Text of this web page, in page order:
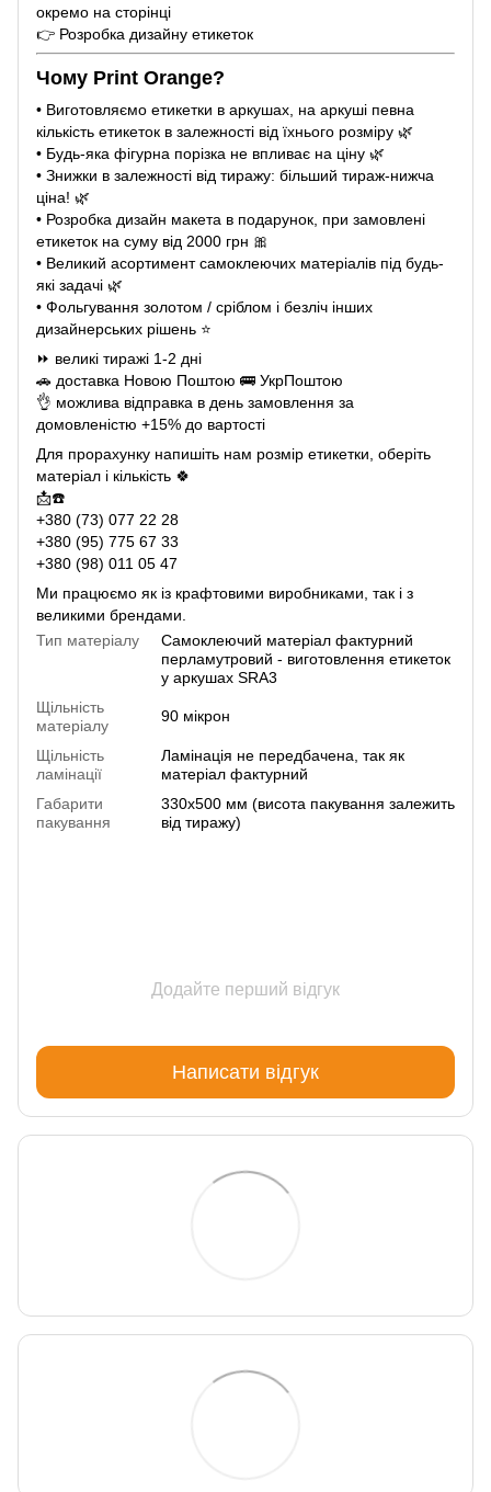
окремо на сторінці
👉 Розробка дизайну етикеток
Чому Print Orange?
• Виготовляємо етикетки в аркушах, на аркуші певна
кількість етикеток в залежності від їхнього розміру 🌿
• Будь-яка фігурна порізка не впливає на ціну 🌿
• Знижки в залежності від тиражу: більший тираж-нижча
ціна! 🌿
• Розробка дизайн макета в подарунок, при замовлені
етикеток на суму від 2000 грн 🎀
• Великий асортимент самоклеючих матеріалів під будь-
які задачі 🌿
• Фольгування золотом / сріблом і безліч інших
дизайнерських рішень ⭐️
⏩️ великі тиражі 1-2 дні
🚗 доставка Новою Поштою 🚌 УкрПоштою
👌 можлива відправка в день замовлення за
домовленістю +15% до вартості
Для прорахунку напишіть нам розмір етикетки, оберіть
матеріал і кількість 🍀
📩☎️
+380 (73) 077 22 28
+380 (95) 775 67 33
+380 (98) 011 05 47
Ми працюємо як із крафтовими виробниками, так і з
великими брендами.
Тип матеріалу
Самоклеючий матеріал фактурний
перламутровий - виготовлення етикеток
у аркушах SRA3
Щільність
матеріалу
90 мікрон
Щільність
ламінації
Ламінація не передбачена, так як
матеріал фактурний
Габарити
пакування
330х500 мм (висота пакування залежить
від тиражу)
Додайте перший відгук
Написати відгук